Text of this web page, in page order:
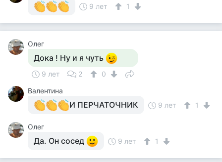
9 лет
1
Олег
Дока ! Ну и я чуть
9 лет 2
0
Валентина
И ПЕРЧАТОЧНИК 9 лет 1
Олег
Да. Он сосед 9 лет 1